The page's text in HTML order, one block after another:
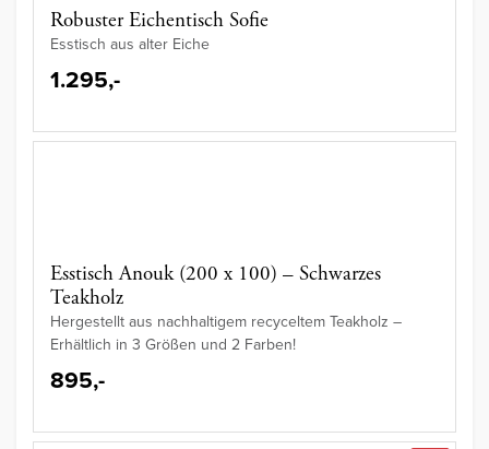
Robuster Eichentisch Sofie
Esstisch aus alter Eiche
1.295,-
Esstisch Anouk (200 x 100) – Schwarzes
Teakholz
Hergestellt aus nachhaltigem recyceltem Teakholz –
Erhältlich in 3 Größen und 2 Farben!
895,-